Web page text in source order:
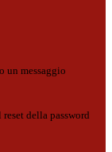
un messaggio
della password